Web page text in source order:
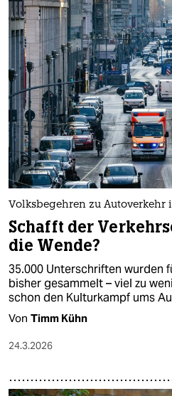
Volksbegehren zu Autoverkehr
Schafft der
die Wende?
35.000 Unterschriften wurden
bisher gesammelt – viel zu
schon den Kulturkampf ums
Von Timm Kühn
24.3.2026